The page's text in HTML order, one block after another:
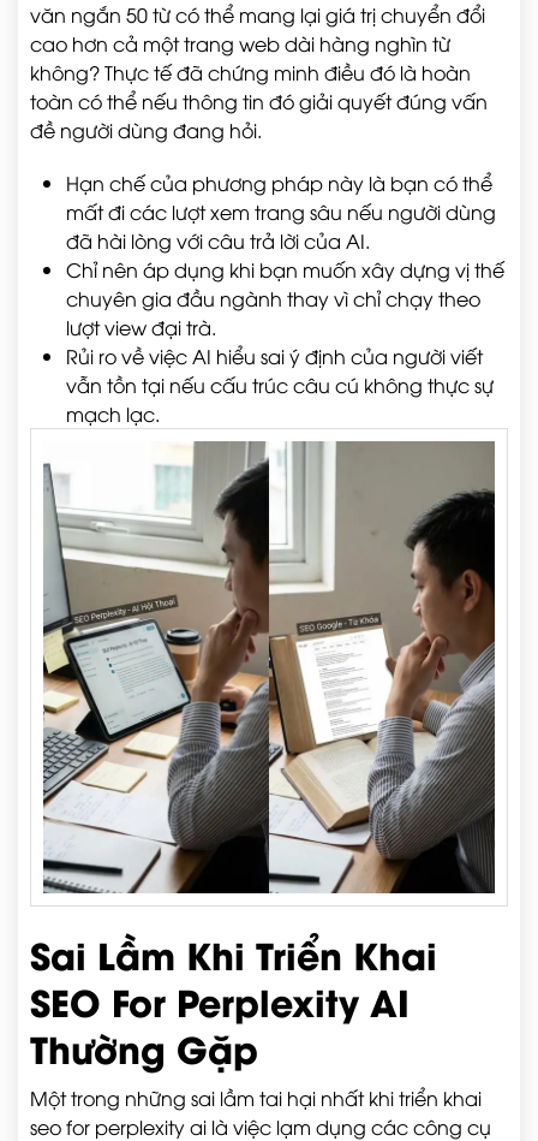
văn ngắn 50 từ có thể mang lại giá trị chuyển đổi
cao hơn cả một trang web dài hàng nghìn từ
không? Thực tế đã chứng minh điều đó là hoàn
toàn có thể nếu thông tin đó giải quyết đúng vấn
đề người dùng đang hỏi.
Hạn chế của phương pháp này là bạn có thể
mất đi các lượt xem trang sâu nếu người dùng
đã hài lòng với câu trả lời của AI.
Chỉ nên áp dụng khi bạn muốn xây dựng vị thế
chuyên gia đầu ngành thay vì chỉ chạy theo
lượt view đại trà.
Rủi ro về việc AI hiểu sai ý định của người viết
vẫn tồn tại nếu cấu trúc câu cú không thực sự
mạch lạc.
Sai Lầm Khi Triển Khai
SEO For Perplexity AI
Thường Gặp
Một trong những sai lầm tai hại nhất khi triển khai
seo for perplexity ai là việc lạm dụng các công cụ